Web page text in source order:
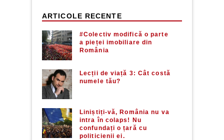
ARTICOLE RECENTE
#Colectiv modifică o parte
a pieței imobiliare din
România
Lecții de viață 3: Cât costă
numele tău?
Liniștiți-vă, România nu va
intra în colaps! Nu
confundați o țară cu
politicienii ei.